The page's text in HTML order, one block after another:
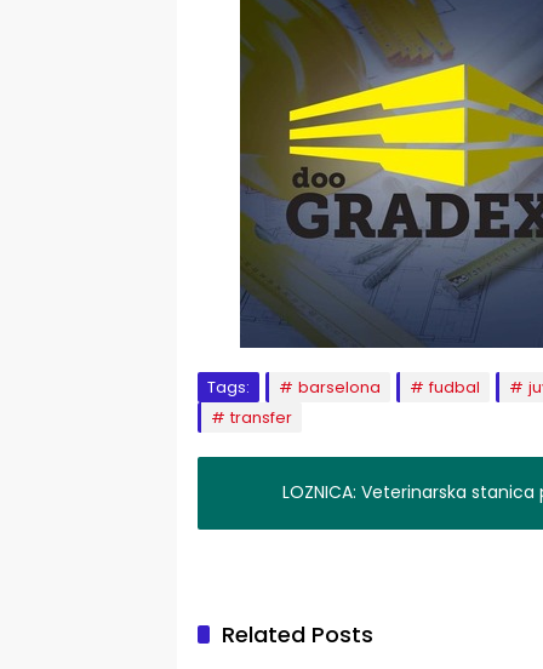
Tags: barselona fudbal
transfer
LOZNICA: Veterinarska
Related Posts